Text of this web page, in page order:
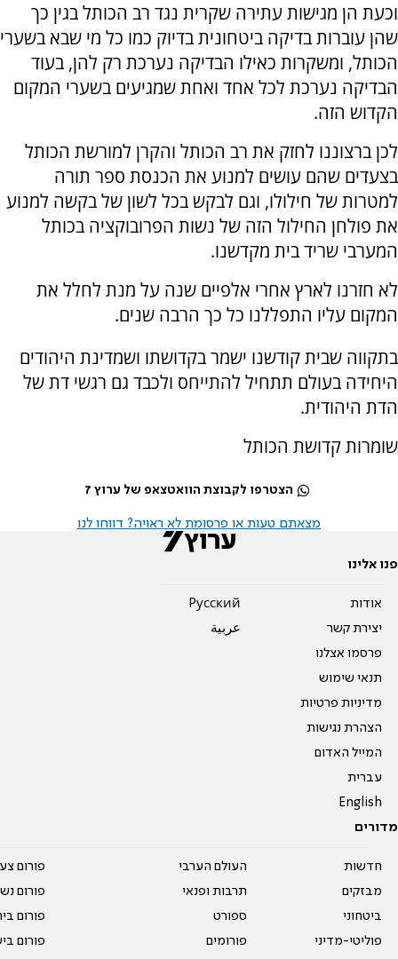
וכעת הן מגישות עתירה שקרית נגד רב הכותל בגין כך
שהן עוברות בדיקה ביטחונית בדיוק כמו כל מי שבא בשערי
הכותל, ומשקרות כאילו הבדיקה נערכת רק להן, בעוד
הבדיקה נערכת לכל אחד ואחת שמגיעים בשערי המקום
הקדוש הזה.
לכן ברצוננו לחזק את רב הכותל והקרן למורשת הכותל
בצעדים שהם עושים למנוע את הכנסת ספר תורה
למטרות של חילולו, וגם לבקש בכל לשון של בקשה למנוע
את פולחן החילול הזה של נשות הפרובוקציה בכותל
המערבי שריד בית מקדשנו.
לא חזרנו לארץ אחרי אלפיים שנה על מנת לחלל את
המקום עליו התפללנו כל כך הרבה שנים.
בתקווה שבית קודשנו ישמר בקדושתו ושמדינת היהודים
היחידה בעולם תתחיל להתייחס ולכבד גם רגשי דת של
הדת היהודית.
שומרות קדושת הכותל
הצטרפו לקבוצת הוואטצאפ של ערוץ 7
מצאתם טעות או פרסומת לא ראויה? דווחו לנו
פנו אלינו
אודות
יצירת קשר
פרסמו אצלנו
תנאי שימוש
מדיניות פרטיות
הצהרת נגישות
המייל האדום
עברית
English
Pусский
عربية
מדורים
חדשות
מבזקים
ביטחוני
פוליטי-מדיני
העולם הערבי
תרבות ופנאי
ספורט
פורומים
פורום
פורום
פורום
פורום